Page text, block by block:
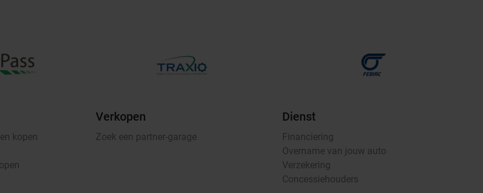
kopen
Verkopen
Zoek een partner-garage
Dienst
Financiering
Overname van jouw auto
Verzekering
Concessiehouders